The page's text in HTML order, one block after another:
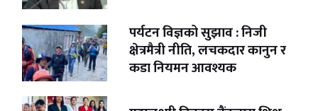
पर्यटन विज्ञको सुझाव : निजी
क्षेत्रमैत्री नीति, लचकदार कानुन र
कडा नियमन आवश्यक